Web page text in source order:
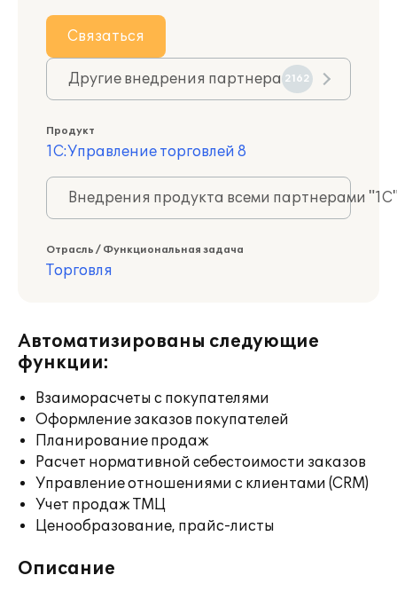
Связаться
Другие внедрения партнера 2162
Продукт
1С:Управление торговлей 8
Внедрения продукта всеми партнерами
Отрасль / Функциональная задача
Торговля
Автоматизированы следующие
функции:
Взаиморасчеты с покупателями
Оформление заказов покупателей
Планирование продаж
Расчет нормативной себестоимости заказов
Управление отношениями с клиентами (CRM)
Учет продаж ТМЦ
Ценообразование, прайс-листы
Описание